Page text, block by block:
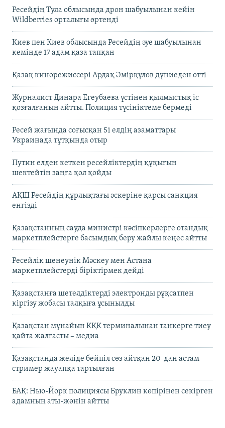
Ресейдің Тула облысында дрон шабуылынан кейін
Wildberries орталығы өртенді
Киев пен Киев облысында Ресейдің әуе шабуылынан
кемінде 17 адам қаза тапқан
Қазақ кинорежиссері Ардақ Әмірқұлов дүниеден өтті
Журналист Динара Егеубаева үстінен қылмыстық іс
қозғалғанын айтты. Полиция түсініктеме бермеді
Ресей жағында соғысқан 51 елдің азаматтары
Украинада тұтқында отыр
Путин елден кеткен ресейліктердің құқығын
шектейтін заңға қол қойды
АҚШ Ресейдің құрлықтағы әскеріне қарсы санкция
енгізді
Қазақстанның сауда министрі кәсіпкерлерге отандық
маркетплейстерге басымдық беру жайлы кеңес айтты
Ресейлік шенеунік Мәскеу мен Астана
маркетплейстерді біріктірмек дейді
Қазақстанға шетелдіктерді электронды рұқсатпен
кіргізу жобасы талқыға ұсынылды
Қазақстан мұнайын КҚК терминалынан танкерге тиеу
қайта жалғасты – медиа
Қазақстанда желіде бейпіл сөз айтқан 20-дан астам
стример жауапқа тартылған
БАҚ: Нью-Йорк полициясы Бруклин көпірінен секірген
адамның аты-жөнін айтты